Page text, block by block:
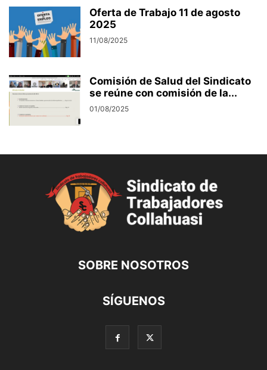
Oferta de Trabajo 11 de agosto
2025
11/08/2025
Comisión de Salud del Sindicato
se reúne con comisión de la...
01/08/2025
SOBRE NOSOTROS
SÍGUENOS